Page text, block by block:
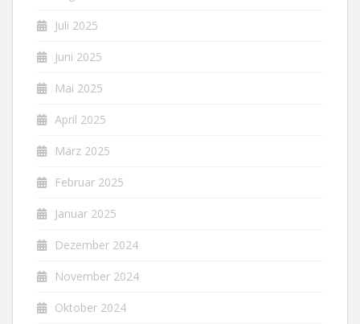
Juli 2025
Juni 2025
Mai 2025
April 2025
März 2025
Februar 2025
Januar 2025
Dezember 2024
November 2024
Oktober 2024